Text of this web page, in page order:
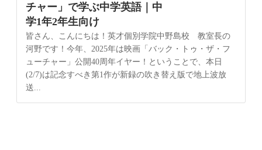
チャー」で学ぶ中学英語｜中
学1年2年生向け
皆さん、こんにちは！英才個別学院中野島校 教室長の
河野です！今年、2025年は映画「バック・トゥ・ザ・フ
ューチャー」公開40周年イヤー！ということで、本日
(2/7)は記念すべき第1作が新録の吹き替え版で地上波放
送...